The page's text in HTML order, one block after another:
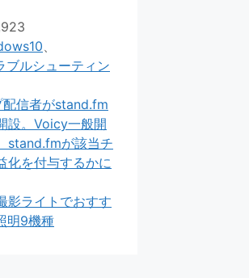
ブルシューティン
信者がstand.fm
設。Voicy一般開
stand.fmが該当チ
化を付与するかに
影ライトでおすす
明9機種